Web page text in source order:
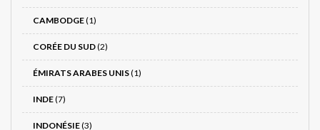
CAMBODGE(1)
CORÉE DU SUD(2)
ÉMIRATS ARABES UNIS(1)
INDE(7)
INDONÉSIE(3)